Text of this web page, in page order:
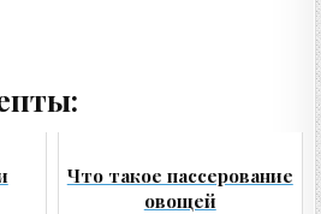
Что такое пассерование
овощей